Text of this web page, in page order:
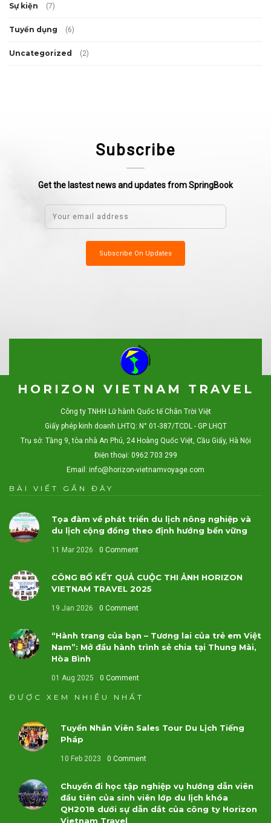
Sự kiện (7)
Tuyển dụng (6)
Uncategorized (2)
Subscribe
Get the lastest news and updates from SpringBook
HORIZON VIETNAM TRAVEL
Công ty TNHH Lữ hành Quốc tế Chân Trời Việt
Giấy phép kinh doanh LHTQ: N° 01-387/TCDL - GP LHQT
Trụ sở: Tầng 9, tòa nhà An Phú, 24 Hoàng Quốc Việt, Cầu Giấy, Hà Nội
Điện thoại: 0962 703 299
Email: info@horizon-vietnamvoyage.com
BÀI VIẾT GẦN ĐÂY
Tọa đàm về phát triển du lịch nông nghiệp và
du lịch cộng đồng theo định hướng bền vững
11 Mar 2026 0 Comment
CÔNG BỐ KẾT QUẢ CUỘC THI ẢNH HORIZON
VIETNAM TRAVEL 2025
19 Jan 2026 0 Comment
“Hành trang của bạn – Tương lai của trẻ em Việt
Nam”: Mở đầu hành trình sẻ chia tại Thung Mài,
Hòa Bình
01 Aug 2025 0 Comment
ĐƯỢC XEM NHIỀU NHẤT
Tuyển Nhân Viên Sales Tour Du Lịch Tiếng
Pháp
10 Feb 2023 0 Comment
Chuyến đi học tập nghiệp vụ hướng dẫn viên
đầu tiên của sinh viên lớp du lịch khóa
QH2018 dưới sự dẫn dắt của công ty Horizon
Vietnam Travel